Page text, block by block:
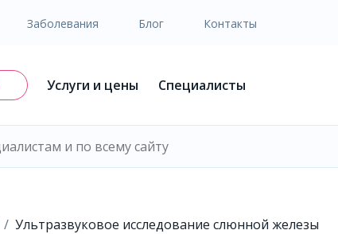
Заболевания Блог Контакты
Услуги и цены Специалисты
Ультразвуковое исследование слюнной железы